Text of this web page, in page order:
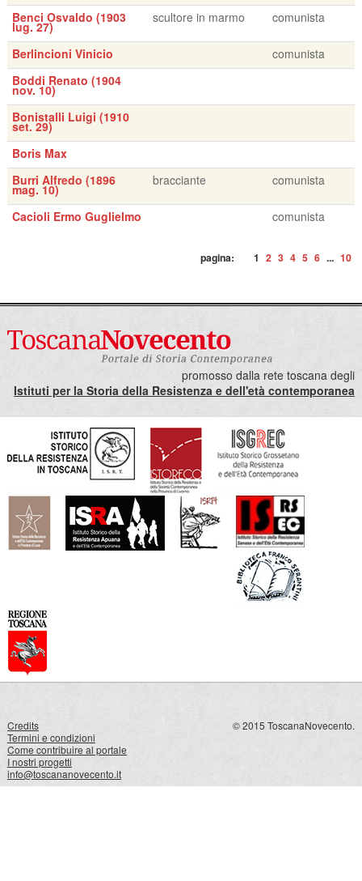
Benci Osvaldo (1903
lug. 27)
scultore in marmo comunista
Berlincioni Vinicio
comunista
Boddi Renato (1904
nov. 10)
Bonistalli Luigi (1910
set. 29)
Boris Max
Burri Alfredo (1896
mag. 10)
bracciante comunista
Cacioli Ermo Guglielmo comunista
pagina: 1 2 3 4 5 6 ... 10
promosso dalla rete toscana degli
Istituti per la Storia della Resistenza e dell'età contemporanea
Credits
Termini e condizioni
Come contribuire al portale
I nostri progetti
info@toscananovecento.it
© 2015 ToscanaNovecento.